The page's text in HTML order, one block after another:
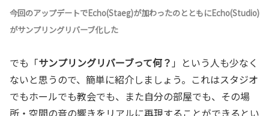
今回のアップデートでEcho(Staeg)が加わったのとともにEcho(Studio)
がサンプリングリバーブ化した
でも「サンプリングリバーブって何？ 」という人も少なく
ないと思うので、簡単に紹介しましょう。これはスタジオ
でもホールでも教会でも、また自分の部屋でも、その場